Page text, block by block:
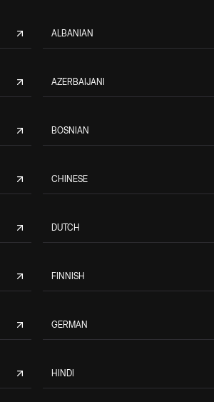
ALBANIAN
AZERBAIJANI
BOSNIAN
CHINESE
DUTCH
FINNISH
GERMAN
HINDI